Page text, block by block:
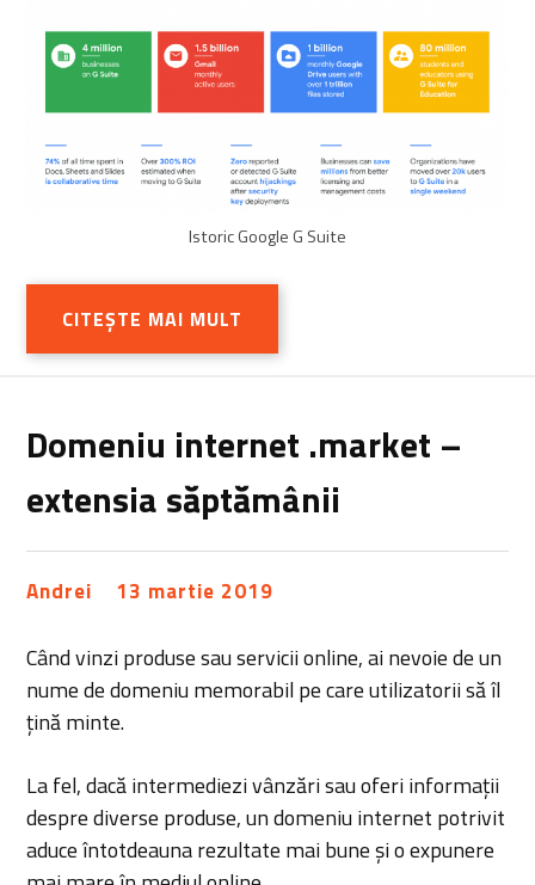
Istoric Google G Suite
CITEȘTE MAI MULT
Domeniu internet .market –
extensia săptămânii
Andrei 13 martie 2019
Când vinzi produse sau servicii online, ai nevoie de un
nume de domeniu memorabil pe care utilizatorii să îl
țină minte.
La fel, dacă intermediezi vânzări sau oferi informații
despre diverse produse, un domeniu internet potrivit
aduce întotdeauna rezultate mai bune și o expunere